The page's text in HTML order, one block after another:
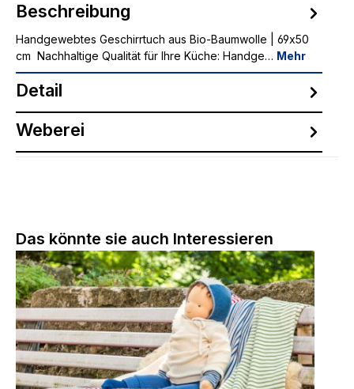
Beschreibung
Handgewebtes Geschirrtuch aus Bio-Baumwolle | 69x50
cm Nachhaltige Qualität für Ihre Küche: Handge… Mehr
Detail
Weberei
Produktgalerie überspringen
Das könnte sie auch Interessieren